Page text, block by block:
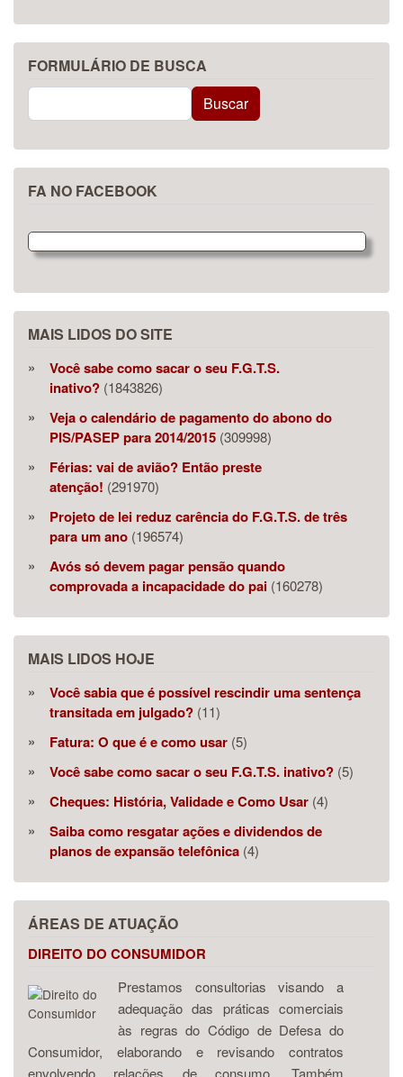
FORMULÁRIO DE BUSCA
Buscar Buscar
FA NO FACEBOOK
MAIS LIDOS DO SITE
Você sabe como sacar o seu F.G.T.S.
inativo? (1843826)
Veja o calendário de pagamento do abono do
PIS/PASEP para 2014/2015 (309998)
Férias: vai de avião? Então preste
atenção! (291970)
Projeto de lei reduz carência do F.G.T.S. de três
para um ano (196574)
Avós só devem pagar pensão quando
comprovada a incapacidade do pai (160278)
MAIS LIDOS HOJE
Você sabia que é possível rescindir uma sentença
transitada em julgado? (11)
Fatura: O que é e como usar (5)
Você sabe como sacar o seu F.G.T.S. inativo? (5)
Cheques: História, Validade e Como Usar (4)
Saiba como resgatar ações e dividendos de
planos de expansão telefônica (4)
ÁREAS DE ATUAÇÃO
DIREITO DO CONSUMIDOR
Prestamos consultorias visando a
adequação das práticas comerciais
às regras do Código de Defesa do
Consumidor, elaborando e revisando contratos
envolvendo relações de consumo. Também